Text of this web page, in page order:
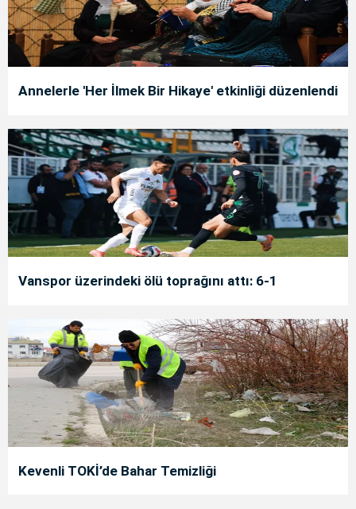
Annelerle 'Her İlmek Bir Hikaye' etkinliği düzenlendi
Vanspor üzerindeki ölü toprağını attı: 6-1
Kevenli TOKİ’de Bahar Temizliği